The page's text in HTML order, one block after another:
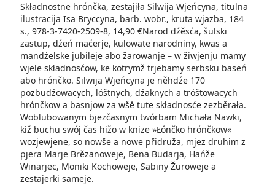
Składnostne hrónčka, zestajiła Silwija Wjeńcyna, titulna
ilustracija Isa Bryccyna, barb. wobr., kruta wjazba, 184
s., 978-3-7420-2509-8, 14,90 €Narod dźěsća, šulski
zastup, dźeń maćerje, kulowate narodniny, kwas a
mandźelske jubileje abo žarowanje – w žiwjenju mamy
wjele składnosćow, ke kotrymž trjebamy serbsku baseń
abo hrónčko. Silwija Wjeńcyna je něhdźe 170
pozbudźowacych, lóštnych, dźaknych a tróštowacych
hrónčkow a basnjow za wšě tute składnosće zezběrała.
Woblubowanym bjezčasnym twórbam Michała Nawki,
kiž buchu swój čas hižo w knize »Łónčko hrónčkow«
wozjewjene, so nowše a nowe přidruža, mjez druhim z
pjera Marje Brězanoweje, Bena Budarja, Hańže
Winarjec, Moniki Kochoweje, Sabiny Žuroweje a
zestajerki sameje.